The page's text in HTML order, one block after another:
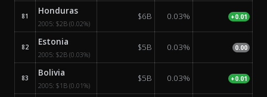
81 Honduras
2005: $2B (0.02%)
$6B 0.03% +0.01
82 Estonia
2005: $2B (0.03%)
$5B 0.03% 0.00
83 Bolivia
2005: $1B (0.01%)
$5B 0.03% +0.01